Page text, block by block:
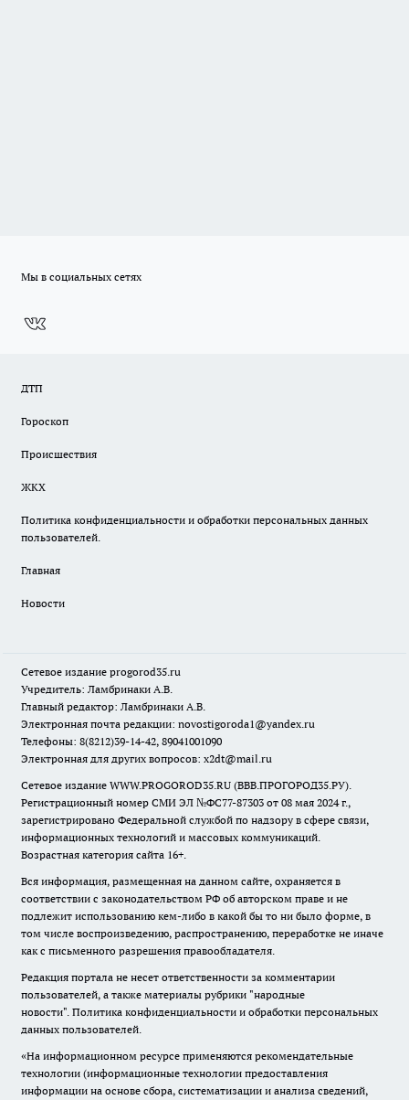
Мы в социальных сетях
ДТП
Гороскоп
Происшествия
ЖКХ
Политика конфиденциальности и обработки персональных данных
пользователей.
Главная
Новости
Сетевое издание progorod35.ru
Учредитель: Ламбринаки А.В.
Главный редактор: Ламбринаки А.В.
Электронная почта редакции: novostigoroda1@yandex.ru
Телефоны: 8(8212)39-14-42, 89041001090
Электронная для других вопросов: x2dt@mail.ru
Сетевое издание WWW.PROGOROD35.RU (ВВВ.ПРОГОРОД35.РУ).
Регистрационный номер СМИ ЭЛ №ФС77-87303 от 08 мая 2024 г.,
зарегистрировано Федеральной службой по надзору в сфере связи,
информационных технологий и массовых коммуникаций.
Возрастная категория сайта 16+.
Вся информация, размещенная на данном сайте, охраняется в
соответствии с законодательством РФ об авторском праве и не
подлежит использованию кем-либо в какой бы то ни было форме, в
том числе воспроизведению, распространению, переработке не иначе
как с письменного разрешения правообладателя.
Редакция портала не несет ответственности за комментарии
пользователей, а также материалы рубрики "народные
новости". Политика конфиденциальности и обработки персональных
данных пользователей.
«На информационном ресурсе применяются рекомендательные
технологии (информационные технологии предоставления
информации на основе сбора, систематизации и анализа сведений,